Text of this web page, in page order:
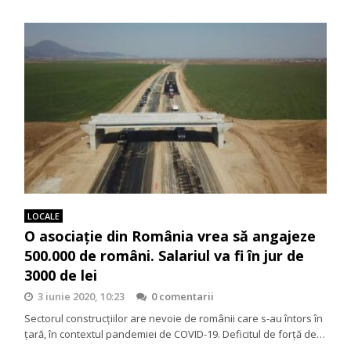
LOCALE
O asociație din România vrea să angajeze
500.000 de români. Salariul va fi în jur de
3000 de lei
3 iunie 2020, 10:23
0 comentarii
Sectorul construcțiilor are nevoie de românii care s-au întors în
țară, în contextul pandemiei de COVID-19. Deficitul de forță de…